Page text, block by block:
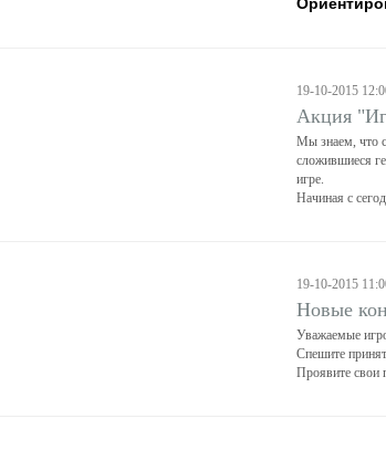
19-10-2015
Акция
Мы знаем, что
сложившиеся
игре.
Начиная с
19-10-2015
Новые
Уважаемые
Спешите
Проявите свои